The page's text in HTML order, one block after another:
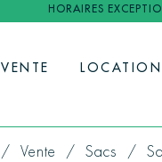
HORAIRES
VENTE LOCATION
Vente Sacs